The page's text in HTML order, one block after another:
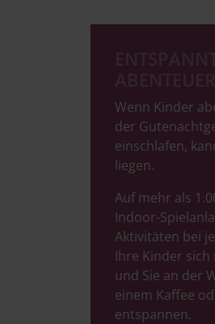
Wenn Kinder
der
einschlafen,
liegen.
Auf mehr als
Indoor-
Aktivitäten bei
Ihre Kinder
und Sie an der
einem Kaffee
entspannen.